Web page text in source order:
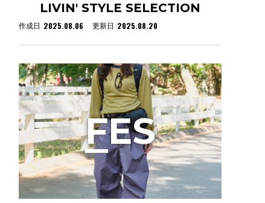
LIVIN' STYLE SELECTION
作成日 2025.08.06 更新日 2025.08.20
FES